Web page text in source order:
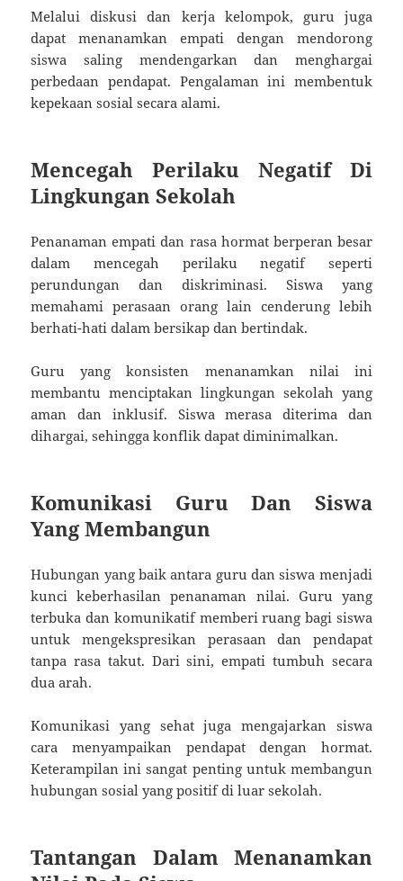
Melalui diskusi dan kerja kelompok, guru juga
dapat menanamkan empati dengan mendorong
siswa saling mendengarkan dan menghargai
perbedaan pendapat. Pengalaman ini membentuk
kepekaan sosial secara alami.
Mencegah Perilaku Negatif Di
Lingkungan Sekolah
Penanaman empati dan rasa hormat berperan besar
dalam mencegah perilaku negatif seperti
perundungan dan diskriminasi. Siswa yang
memahami perasaan orang lain cenderung lebih
berhati-hati dalam bersikap dan bertindak.
Guru yang konsisten menanamkan nilai ini
membantu menciptakan lingkungan sekolah yang
aman dan inklusif. Siswa merasa diterima dan
dihargai, sehingga konflik dapat diminimalkan.
Komunikasi Guru Dan Siswa
Yang Membangun
Hubungan yang baik antara guru dan siswa menjadi
kunci keberhasilan penanaman nilai. Guru yang
terbuka dan komunikatif memberi ruang bagi siswa
untuk mengekspresikan perasaan dan pendapat
tanpa rasa takut. Dari sini, empati tumbuh secara
dua arah.
Komunikasi yang sehat juga mengajarkan siswa
cara menyampaikan pendapat dengan hormat.
Keterampilan ini sangat penting untuk membangun
hubungan sosial yang positif di luar sekolah.
Tantangan Dalam Menanamkan